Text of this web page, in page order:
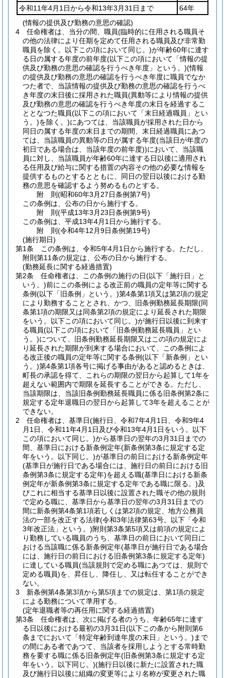
令和11年4月1日から令和13年3月31日まで
64年
(情報の提供及び勤務の意思の確認)
4
任命権者は、当分の間、職員(臨時的に任用される職員そ
の他の法律により任期を定めて任用される職員及び非常勤
職員を除く。以下この項において同じ。)が年齢60年に達す
る日の属する年度の前年度(以下この項において「情報の提
供及び勤務の意思の確認を行うべき年度」という。)(情報
の提供及び勤務の意思の確認を行うべき年度に職員でなか
つた者で、当該情報の提供及び勤務の意思の確認を行うべ
き年度の末日後に採用された職員(異動等により情報の提供
及び勤務の意思の確認を行うべき年度の末日を経過するこ
ととなつた職員(以下この項において「末日経過職員」とい
う。)を除く。)にあつては、当該職員が採用された日から
同日の属する年度の末日までの期間、末日経過職員にあつ
ては、当該職員の異動等の日が属する年度(当該日が年度の
初日である場合は、当該年度の前年度))において、当該職
員に対し、当該職員が年齢60年に達する日以後に適用され
る任用及び給与に関する措置の内容その他の必要な情報を
提供するものとするとともに、同日の翌日以後における勤
務の意思を確認するよう努めるものとする。
附 則(昭和60年3月27日条例第7号)
この条例は、公布の日から施行する。
附 則(平成13年3月23日条例第9号)
この条例は、平成13年4月1日から施行する。
附 則(令和4年12月9日条例第19号)
(施行期日)
第1条
この条例は、令和5年4月1日から施行する。 ただし、
附則第11条の規定は、公布の日から施行する。
(勤務延長に関する経過措置)
第2条
任命権者は、この条例の施行の日(以下「施行日」と
いう。)前にこの条例による改正前の職員の定年等に関する
条例(以下「旧条例」という。)第4条第1項又は第2項の規定
により勤務することとされ、かつ、旧条例勤務延長期限(同
条第1項の期限又は同条第2項の規定により延長された期限
をいう。以下この項において同じ。)が施行日以後に到来す
る職員(以下この項において「旧条例勤務延長職員」とい
う。)について、旧条例勤務延長期限又はこの項の規定によ
り延長された期限が到来する場合において、この条例によ
る改正後の職員の定年等に関する条例(以下「新条例」とい
う。)第4条第1項各号に掲げる事由があると認めるときは、
町長の承認を得て、これらの期限の翌日から起算して1年を
超えない範囲内で期限を延長することができる。 ただし、
当該期限は、当該旧条例勤務延長職員に係る旧条例第2条に
規定する定年退職日の翌日から起算して3年を超えることが
できない。
2
任命権者は、基準日(施行日、令和7年4月1日、令和9年4
月1日、令和11年4月1日及び令和13年4月1日をいう。以下
この項において同じ。)から基準日の翌年の3月31日までの
間、基準日における新条例定年(新条例第3条に規定する定
年をいう。以下同じ。)が基準日の前日における新条例定年
(基準日が施行日である場合には、施行日の前日における旧
条例第3条に規定する定年)を超える職(基準日における新条
例定年が新条例第3条に規定する定年である職に限る。)及
びこれに相当する基準日以後に設置された職その他の規則
で定める職に、基準日から基準日の翌年の3月31日までの
間に新条例第4条第1項若しくは第2項の規定、地方公務員
法の一部を改正する法律(令和3年法律第63号。以下「令和
3年改正法」という。)附則第3条第5項又は前項の規定によ
り勤務している職員のうち、基準日の前日において同日に
おける当該職に係る新条例定年(基準日が施行日である場合
には、施行日の前日における旧条例第3条に規定する定年)
に達している職員(当該規則で定める職にあつては、規則で
定める職員)を、昇任し、降任し、又は転任することができ
ない。
3
新条例第4条第3項から第5項までの規定は、第1項の規定
による勤務について準用する。
(定年退職者等の再任用に関する経過措置)
第3条
任命権者は、次に掲げる者のうち、年齢65年に達す
る日以後における最初の3月31日(以下この条から附則第6
条までにおいて「特定年齢到達年度の末日」という。) まで
の間にある者であつて、当該者を採用しようとする常時勤
務を要する職に係る旧条例定年(旧条例第3条に規定する定
年をいう。以下同じ。)(施行日以後に新たに設置された職
及び施行日以後に組織の変更等により名称が変更された職